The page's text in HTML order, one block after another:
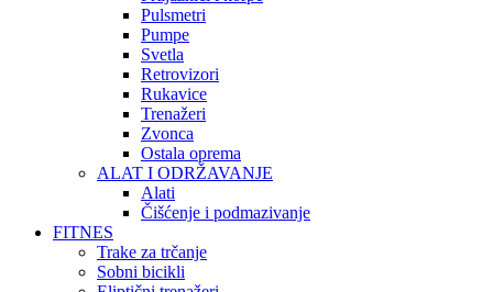
Pulsmetri
Pumpe
Svetla
Retrovizori
Rukavice
Trenažeri
Zvonca
Ostala oprema
ALAT I ODRŽAVANJE
Alati
Čišćenje i podmazivanje
FITNES
Trake za trčanje
Sobni bicikli